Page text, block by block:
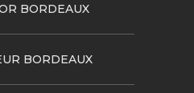
BORDEAUX
BORDEAUX